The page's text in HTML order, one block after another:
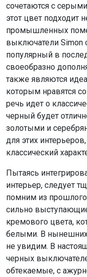
сочетаются с
этот цвет подходит
промышленных
выключатели Simon
популярный в
своеобразно
также являются
которым нравятся
речь идет о
черный будет
золотыми и
для этих
классический
Пытаясь
интерьер, следует
помним из
сильно
кремового цвета,
белыми. В нынешних
не увидим. В
черных
обтекаемые, с